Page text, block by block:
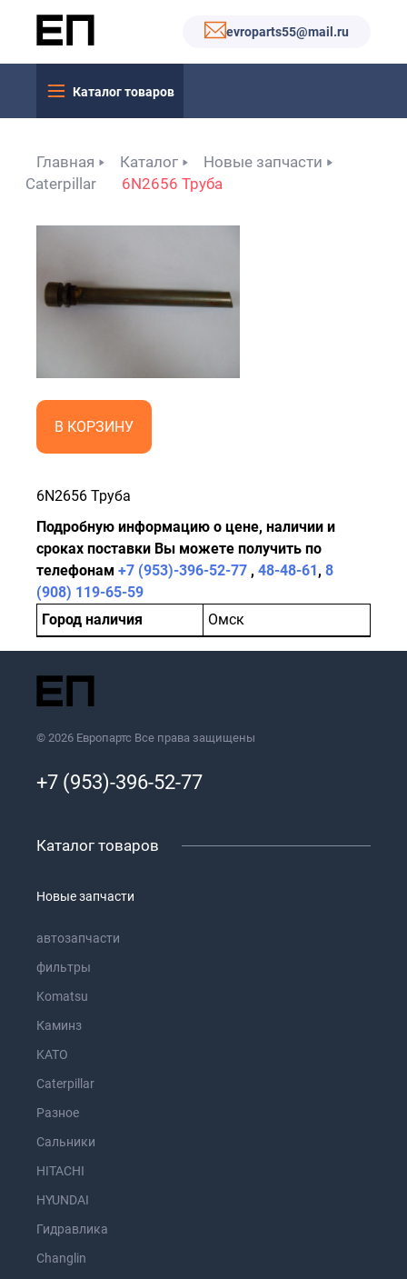
evroparts55@mail.ru
Каталог товаров
Главная Каталог
Новые запчасти
Caterpillar
6N2656 Труба
В КОРЗИНУ
6N2656 Труба
Подробную информацию о цене, наличии и
сроках поставки Вы можете получить по
телефонам +7 (953)-396-52-77 , 48-48-61, 8
(908) 119-65-59
Город наличия
Омск
© 2026 Европартс Все права защищены
+7 (953)-396-52-77
Каталог товаров
Новые запчасти
автозапчасти
фильтры
Komatsu
Каминз
KATO
Caterpillar
Разное
Сальники
HITACHI
HYUNDAI
Гидравлика
Changlin